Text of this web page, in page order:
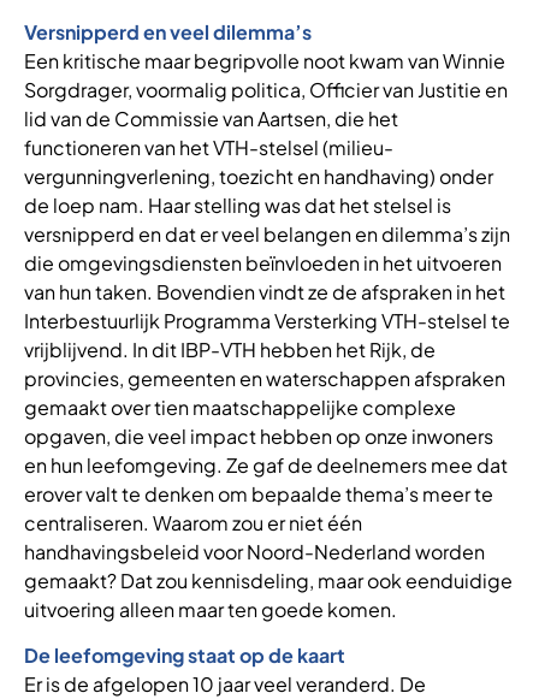
Versnipperd en veel dilemma’s
Een kritische maar begripvolle noot kwam van Winnie
Sorgdrager, voormalig politica, Officier van Justitie en
lid van de Commissie van Aartsen, die het
functioneren van het VTH-stelsel (milieu-
vergunningverlening, toezicht en handhaving) onder
de loep nam. Haar stelling was dat het stelsel is
versnipperd en dat er veel belangen en dilemma’s zijn
die omgevingsdiensten beïnvloeden in het uitvoeren
van hun taken. Bovendien vindt ze de afspraken in het
Interbestuurlijk Programma Versterking VTH-stelsel te
vrijblijvend. In dit IBP-VTH hebben het Rijk, de
provincies, gemeenten en waterschappen afspraken
gemaakt over tien maatschappelijke complexe
opgaven, die veel impact hebben op onze inwoners
en hun leefomgeving. Ze gaf de deelnemers mee dat
erover valt te denken om bepaalde thema’s meer te
centraliseren. Waarom zou er niet één
handhavingsbeleid voor Noord-Nederland worden
gemaakt? Dat zou kennisdeling, maar ook eenduidige
uitvoering alleen maar ten goede komen.
De leefomgeving staat op de kaart
Er is de afgelopen 10 jaar veel veranderd. De